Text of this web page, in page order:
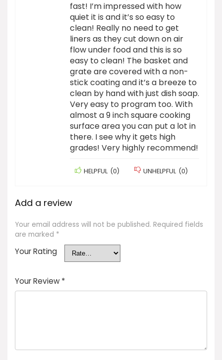
fast! I’m impressed with how
quiet it is and it’s so easy to
clean! Really no need to get
liners as they cut down on air
flow under food and this is so
easy to clean! The basket and
grate are covered with a non-
stick coating and it’s a breeze to
clean by hand with just dish soap.
Very easy to program too. With
almost a 9 inch square cooking
surface area you can put a lot in
there. I see why it gets high
grades! Very highly recommend!
HELPFUL (0) UNHELPFUL (0)
Add a review
Your email address will not be published. Required fields
are marked *
Your Rating
Your Review *